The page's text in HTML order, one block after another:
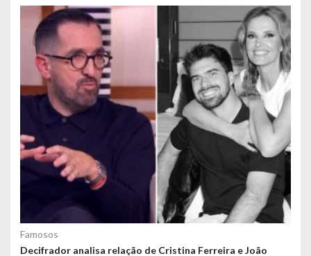
Famosos
Decifrador analisa relação de Cristina Ferreira e João